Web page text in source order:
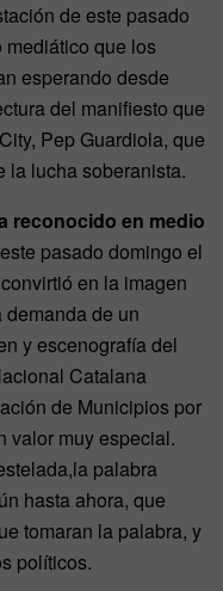
de este pasado
que los
esperando desde
del manifiesto que
Pep Guardiola, que
la lucha soberanista.
reconocido en medio
pasado domingo el
en la imagen
de un
y escenografía del
Catalana
de Municipios por
valor muy especial.
palabra
hasta ahora, que
tomaran la palabra, y
políticos.